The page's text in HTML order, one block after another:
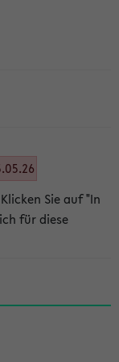
Sie auf "In
für diese